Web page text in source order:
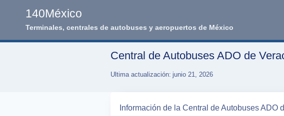
140México
Terminales, centrales de autobuses y aeropuertos de México
Central de Autobuses ADO de
Ultima actualización: junio 21, 2026
Información de la Central de Autobuses